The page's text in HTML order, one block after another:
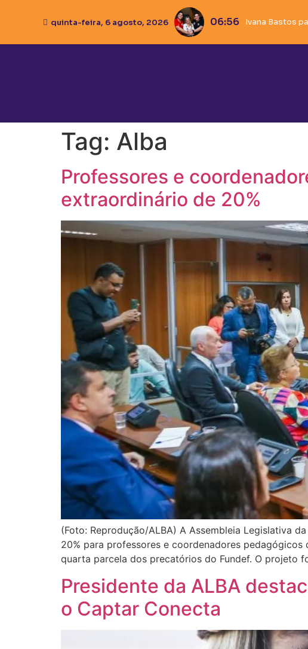
quinta-feira, 6 agosto, 2026 06:56 Ivana Bastos
Tag: Alba
Professores e
extraordinário de 20%
(Foto: Reprodução/ALBA) A Assembleia Legislativa
20% para professores e coordenadores
quarta parcela dos precatórios do Fundef. O projeto
Presidente da ALBA
o Captar Conecta